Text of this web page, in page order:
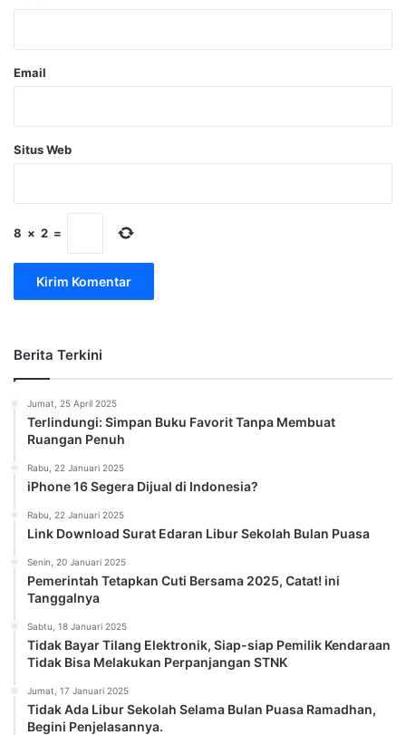
Email
Situs Web
8 × 2 =
Berita Terkini
Jumat, 25 April 2025
Terlindungi: Simpan Buku Favorit Tanpa Membuat
Ruangan Penuh
Rabu, 22 Januari 2025
iPhone 16 Segera Dijual di Indonesia?
Rabu, 22 Januari 2025
Link Download Surat Edaran Libur Sekolah Bulan Puasa
Senin, 20 Januari 2025
Pemerintah Tetapkan Cuti Bersama 2025, Catat! ini
Tanggalnya
Sabtu, 18 Januari 2025
Tidak Bayar Tilang Elektronik, Siap-siap Pemilik Kendaraan
Tidak Bisa Melakukan Perpanjangan STNK
Jumat, 17 Januari 2025
Tidak Ada Libur Sekolah Selama Bulan Puasa Ramadhan,
Begini Penjelasannya.